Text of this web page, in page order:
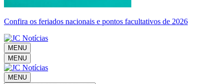
Confira os feriados nacionais e pontos facultativos de 2026
MENU
MENU
MENU